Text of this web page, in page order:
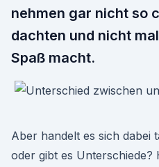
nehmen gar nicht so
dachten und nicht
Spaß macht.
Aber handelt es sich dabei
oder gibt es Unterschiede?